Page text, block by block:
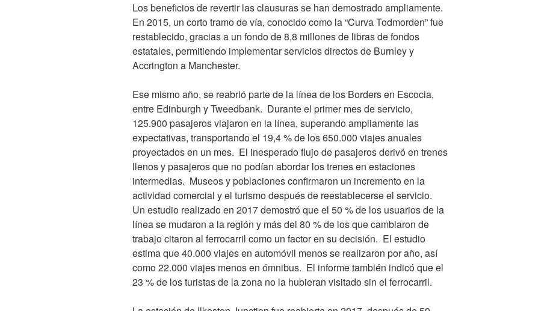
Los beneficios de revertir las clausuras se han demostrado ampliamente.
En 2015, un corto tramo de vía, conocido como la “Curva Todmorden” fue
restablecido, gracias a un fondo de 8,8 millones de libras de fondos
estatales, permitiendo implementar servicios directos de Burnley y
Accrington a Manchester.
Ese mismo año, se reabrió parte de la línea de los Borders en Escocia,
entre Edinburgh y Tweedbank. Durante el primer mes de servicio,
125.900 pasajeros viajaron en la línea, superando ampliamente las
expectativas, transportando el 19,4 % de los 650.000 viajes anuales
proyectados en un mes. El inesperado flujo de pasajeros derivó en trenes
llenos y pasajeros que no podían abordar los trenes en estaciones
intermedias. Museos y poblaciones confirmaron un incremento en la
actividad comercial y el turismo después de reestablecerse el servicio.
Un estudio realizado en 2017 demostró que el 50 % de los usuarios de la
línea se mudaron a la región y más del 80 % de los que cambiaron de
trabajo citaron al ferrocarril como un factor en su decisión. El estudio
estima que 40.000 viajes en automóvil menos se realizaron por año, así
como 22.000 viajes menos en ómnibus. El informe también indicó que el
23 % de los turistas de la zona no la hubieran visitado sin el ferrocarril.